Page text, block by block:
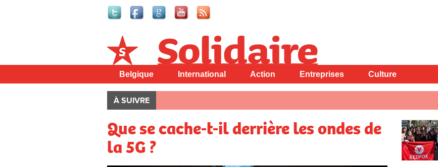
Solidaire
Belgique International Action Entreprises Culture
À SUIVRE
Que se cache-t-il derrière les ondes de
la 5G ?